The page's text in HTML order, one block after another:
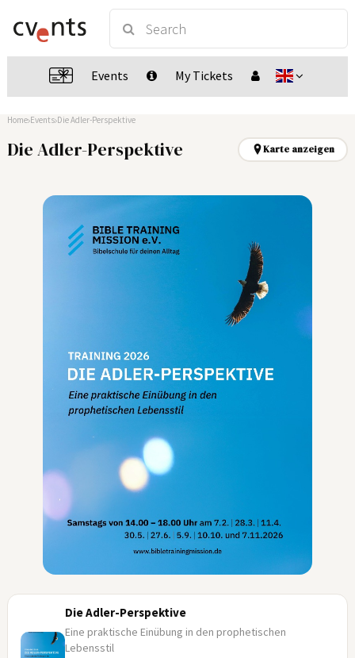
Events My Tickets
Home Events Die Adler-Perspektive
Die Adler-Perspektive Karte anzeigen
Die Adler-Perspektive
Eine praktische Einübung in den prophetischen
Lebensstil